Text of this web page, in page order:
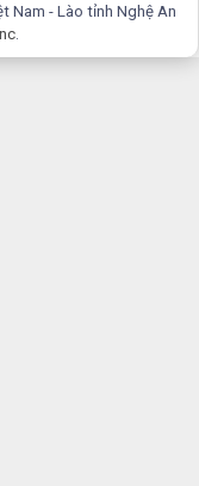
Nam - Lào tỉnh Nghệ An
.